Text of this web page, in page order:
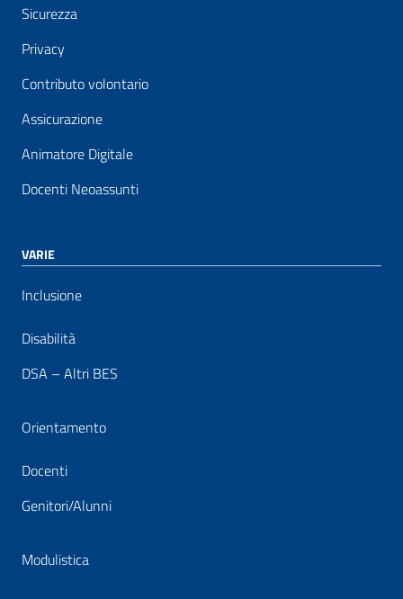
Sicurezza
Privacy
Contributo volontario
Assicurazione
Animatore Digitale
Docenti Neoassunti
VARIE
Inclusione
Disabilità
DSA – Altri BES
Orientamento
Docenti
Genitori/Alunni
Modulistica